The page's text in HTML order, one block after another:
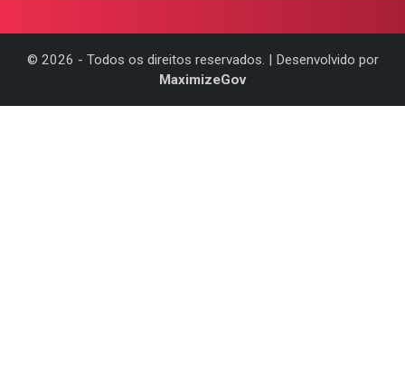
© 2026 - Todos os direitos reservados. | Desenvolvido por
MaximizeGov